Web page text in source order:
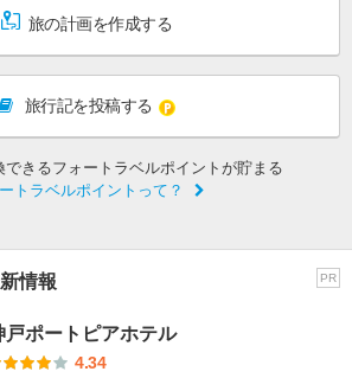
旅の計画を作成する
旅行記を投稿する
できるフォートラベルポイントが貯まる
トラベルポイントって？
PR
情報
戸ポートピアホテル
4.34